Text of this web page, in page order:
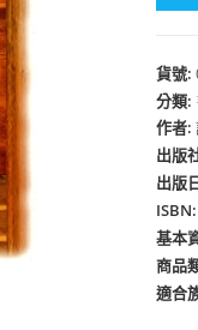
貨號:
分類:
作者:
出版
出版
基本
商品
適合
經的脈絡與核心
NT$